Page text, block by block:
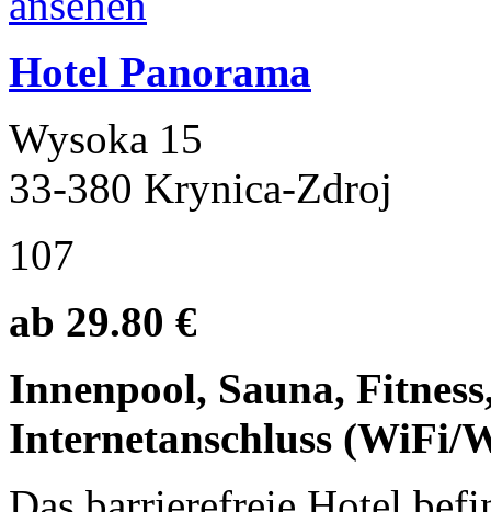
Hotel Panorama
Wysoka 15
33-380 Krynica-Zdroj
107
ab 29.80 €
Innenpool, Sauna,
Internetanschluss (WiFi/